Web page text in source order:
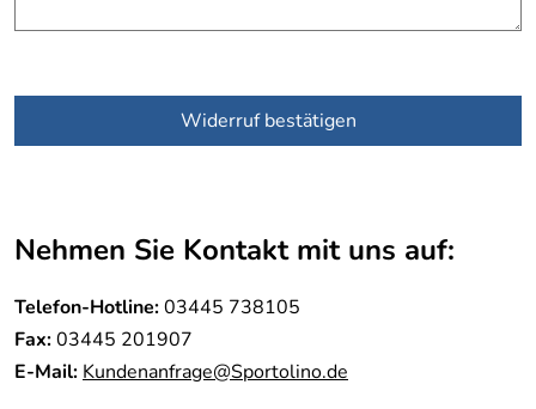
Widerruf bestätigen
Nehmen Sie Kontakt mit uns auf:
Telefon-Hotline:03445 738105
Fax:03445 201907
E-Mail: Kundenanfrage@Sportolino.de